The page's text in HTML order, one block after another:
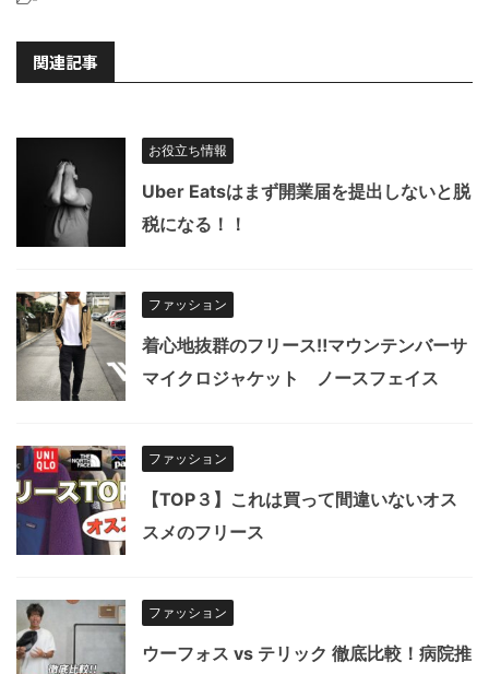
関連記事
お役立ち情報
Uber Eatsはまず開業届を提出しないと脱
税になる！！
ファッション
着心地抜群のフリース‼︎マウンテンバーサ
マイクロジャケット ノースフェイス
ファッション
【TOP３】これは買って間違いないオス
スメのフリース
ファッション
ウーフォス vs テリック 徹底比較！病院推